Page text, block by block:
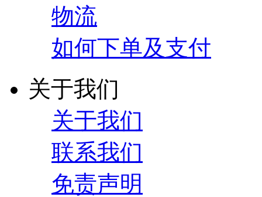
物流
如何下单及支付
关于我们
关于我们
联系我们
免责声明